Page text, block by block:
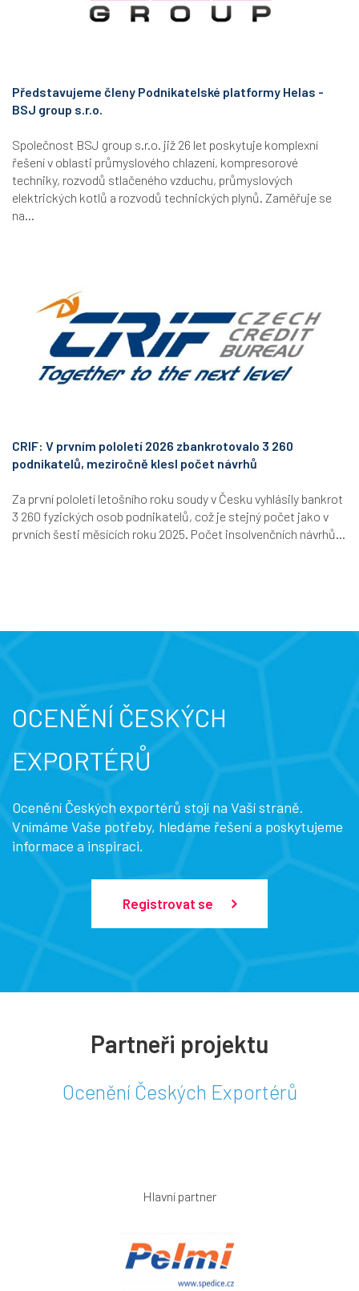
Představujeme členy Podnikatelské platformy Helas -
BSJ group s.r.o.
Společnost BSJ group s.r.o. již 26 let poskytuje komplexní
řešení v oblasti průmyslového chlazení, kompresorové
techniky, rozvodů stlačeného vzduchu, průmyslových
elektrických kotlů a rozvodů technických plynů. Zaměřuje se
na...
CRIF: V prvním pololetí 2026 zbankrotovalo 3 260
podnikatelů, meziročně klesl počet návrhů
Za první pololetí letošního roku soudy v Česku vyhlásily bankrot
3 260 fyzických osob podnikatelů, což je stejný počet jako v
prvních šesti měsících roku 2025. Počet insolvenčních návrhů...
OCENĚNÍ ČESKÝCH
EXPORTÉRŮ
Ocenění Českých exportérů stojí na Vaší straně.
Vnímáme Vaše potřeby, hledáme řešení a poskytujeme
informace a inspiraci.
Registrovat se
Partneři projektu
Ocenění Českých Exportérů
Hlavní partner